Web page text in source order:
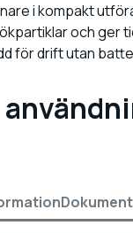
i kompakt
och ger
för drift utan